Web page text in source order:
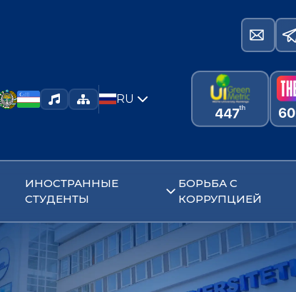
RU
ИНОСТРАННЫЕ
СТУДЕНТЫ
БОРЬБА С
КОРРУПЦИЕЙ